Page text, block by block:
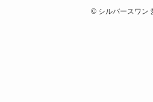
©シルバースワン